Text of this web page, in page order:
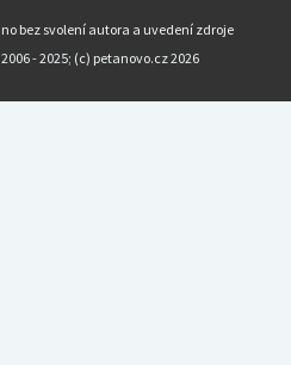
bez svolení autora a uvedení zdroje
- 2025; (c) petanovo.cz 2026